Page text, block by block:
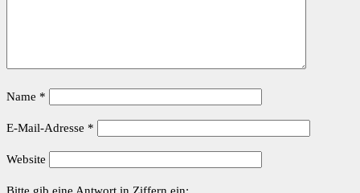
Name *
E-Mail-Adresse *
Website